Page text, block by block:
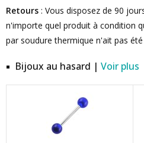
Retours : Vous disposez de 90
n'importe quel produit à condition
par soudure thermique n'ait pas
Bijoux au hasard | Voir plus